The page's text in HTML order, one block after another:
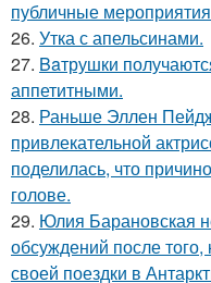
публичные
26. Утка с апельсинами.
27. Baтрушки
аппетитными.
28. Раньше Эллен
привлекательной
поделилась, что
голове.
29. Юлия Барановская
обсуждений после того,
своей поездки в